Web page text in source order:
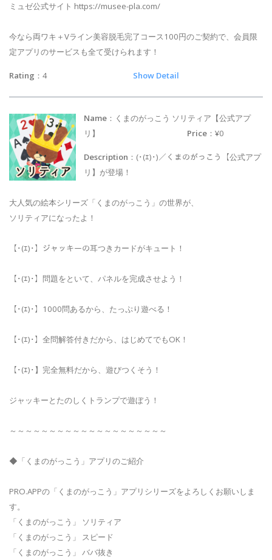
ミュゼ公式サイト https://musee-pla.com/
今なら両ワキ＋Vライン美容脱毛完了コース100円のご契約で、会員限
定アプリのサービスも全て受けられます！
Rating ：4 Show Detail
Name ：くまのがっこう ソリティア【公式アプ
リ】
Price ：¥0
Description ：(･(ｴ)･)／くまのがっこう【公式アプ
リ】が登場！
大人気の絵本シリーズ「くまのがっこう」の世界が、
ソリティアになったよ！
【･(ｴ)･】ジャッキーの耳つきカードがキュート！
【･(ｴ)･】問題をといて、パネルを完成させよう！
【･(ｴ)･】1000問あるから、たっぷり遊べる！
【･(ｴ)･】全問解答付きだから、はじめてでもOK！
【･(ｴ)･】完全無料だから、遊びつくそう！
ジャッキーとたのしくトランプで遊ぼう！
～～～～～～～～～～～～～～～～～～～～
◆「くまのがっこう」アプリのご紹介
PRO.APPの「くまのがっこう」アプリシリーズをよろしくお願いしま
す。
「くまのがっこう」 ソリティア
「くまのがっこう」 スピード
「くまのがっこう」 ババ抜き